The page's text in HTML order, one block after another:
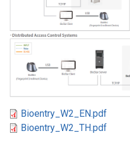
Bioentry_W2_EN.pdf
Bioentry_W2_TH.pdf